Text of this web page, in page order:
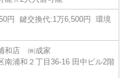
円 鍵交換代:1万6,500円 環境
和店 ㈱成家
南浦和２丁目36-16 田中ビル2階